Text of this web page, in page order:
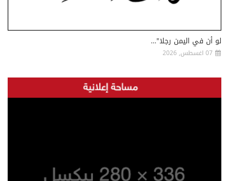
لو أن في اليمن رجلا"…
07 اغسطس, 2026